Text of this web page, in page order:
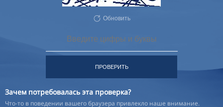
Обновить
ПРОВЕРИТЬ
Зачем потребовалась эта проверка?
Что-то в поведении вашего браузера привлекло наше внимание.